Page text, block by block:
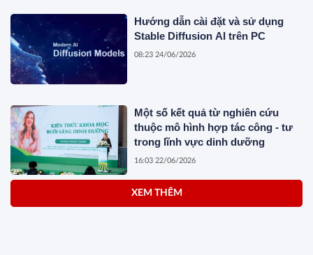
Hướng dẫn cài đặt và sử dụng
Stable Diffusion AI trên PC
08:23 24/06/2026
Một số kết quả từ nghiên cứu
thuộc mô hình hợp tác công - tư
trong lĩnh vực dinh dưỡng
16:03 22/06/2026
XEM THÊM